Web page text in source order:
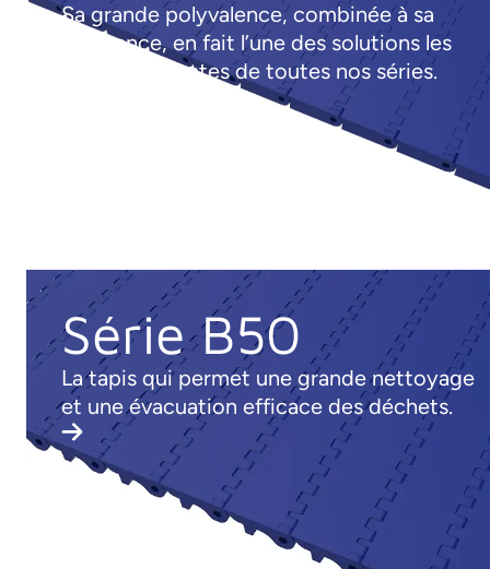
Sa grande polyvalence, combinée à sa
résistance, en fait l’une des solutions les
plus polyvalentes de toutes nos séries.
Série B50
La tapis qui permet une grande nettoyage
et une évacuation efficace des déchets.